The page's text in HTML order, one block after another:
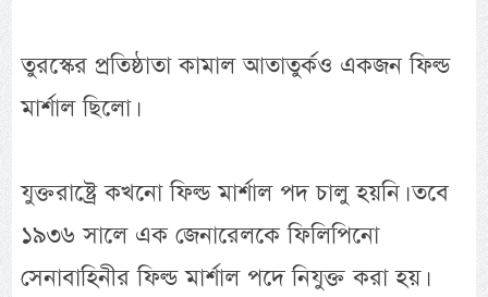
তুরস্কের প্রতিষ্ঠাতা কামাল আতাতুর্কও একজন ফিল্ড
মার্শাল ছিলো।
যুক্তরাষ্ট্রে কখনো ফিল্ড মার্শাল পদ চালু হয়নি। তবে
১৯৩৬ সালে এক জেনারেলকে ফিলিপিনো
সেনাবাহিনীর ফিল্ড মার্শাল পদে নিযুক্ত করা হয়।